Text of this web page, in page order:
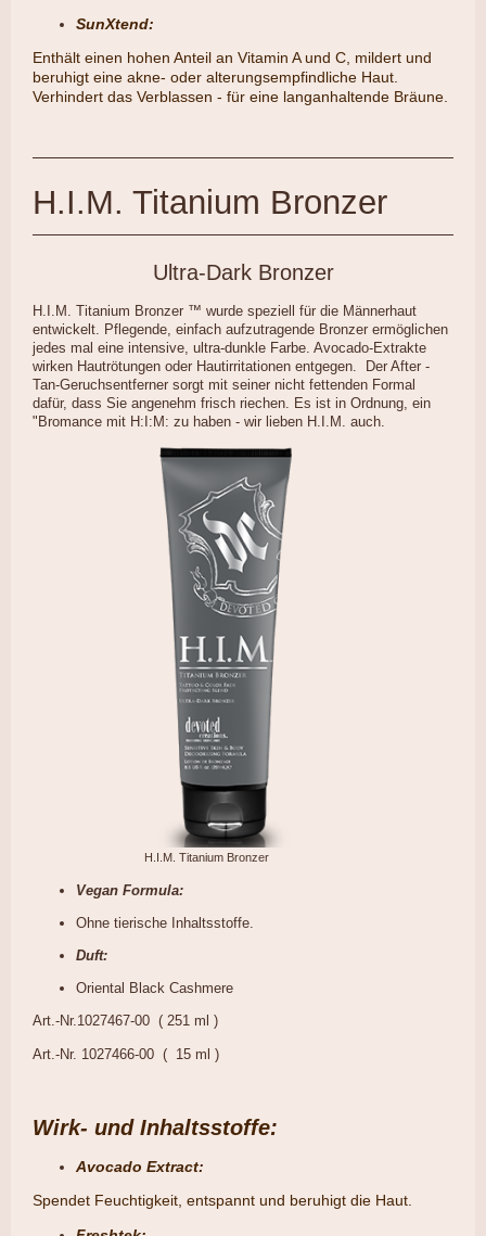
SunXtend:
​Enthält einen hohen Anteil an Vitamin A und C, mildert und
beruhigt eine akne- oder alterungsempfindliche Haut.
Verhindert das Verblassen - für eine langanhaltende Bräune.
H.I.M. Titanium Bronzer
Ultra-Dark Bronzer
H.I.M. Titanium Bronzer ™ wurde speziell für die Männerhaut
entwickelt. Pflegende, einfach aufzutragende Bronzer ermöglichen
jedes mal eine intensive, ultra-dunkle Farbe. Avocado-Extrakte
wirken Hautrötungen oder Hautirritationen entgegen. Der After -
Tan-Geruchsentferner sorgt mit seiner nicht fettenden Formal
dafür, dass Sie angenehm frisch riechen. Es ist in Ordnung, ein
"Bromance mit H:I:M: zu haben - wir lieben H.I.M. auch.
H.I.M. Titanium Bronzer
Vegan Formula:
Ohne tierische Inhaltsstoffe.
Duft:
Oriental Black Cashmere
Art.-Nr.1027467-00 ( 251 ml )
Art.-Nr. 1027466-00 ( 15 ml )
Wirk- und Inhaltsstoffe:
Avocado Extract:
​Spendet Feuchtigkeit, entspannt und beruhigt die Haut.